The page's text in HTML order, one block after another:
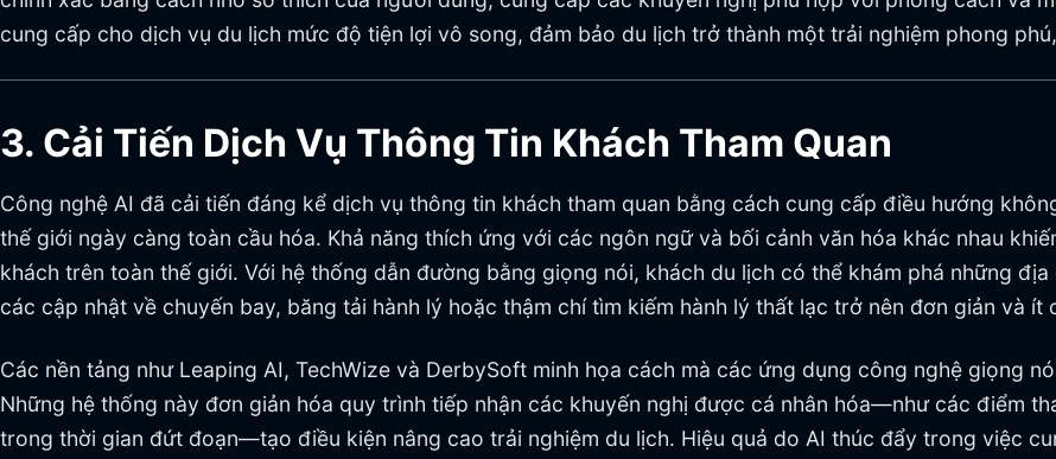
cung cấp cho dịch vụ du lịch mức độ tiện lợi vô song, đảm bảo du lịch trở thành một trải nghiệm phong
3. Cải Tiến Dịch Vụ Thông Tin Khách Tham Quan
Công nghệ AI đã cải tiến đáng kể dịch vụ thông tin khách tham quan bằng cách cung cấp điều hướng
thế giới ngày càng toàn cầu hóa. Khả năng thích ứng với các ngôn ngữ và bối cảnh văn hóa khác nhau
khách trên toàn thế giới. Với hệ thống dẫn đường bằng giọng nói, khách du lịch có thể khám phá những
các cập nhật về chuyến bay, băng tải hành lý hoặc thậm chí tìm kiếm hành lý thất lạc trở nên đơn giản và ít
Các nền tảng như Leaping AI, TechWize và DerbySoft minh họa cách mà các ứng dụng công nghệ giọng
Những hệ thống này đơn giản hóa quy trình tiếp nhận các khuyến nghị được cá nhân hóa—như các điểm
trong thời gian đứt đoạn—tạo điều kiện nâng cao trải nghiệm du lịch. Hiệu quả do AI thúc đẩy trong việc